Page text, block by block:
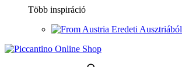
Több inspiráció
Eredeti Ausztriából